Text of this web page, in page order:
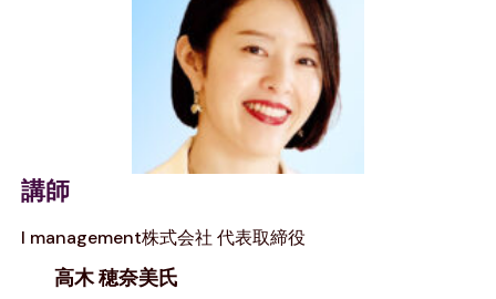
講師
I management株式会社 代表取締役
高木 穂奈美氏